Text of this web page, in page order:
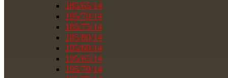
185/65/14
185/70/14
185/75/14
185/80/14
195/60/14
195/65/14
195/70/14